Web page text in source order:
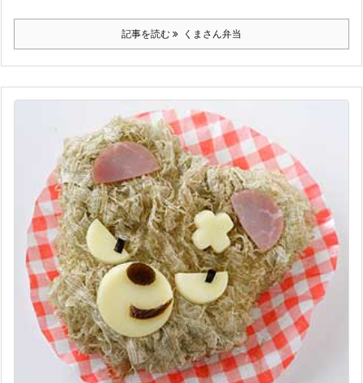
記事を読む くまさん弁当